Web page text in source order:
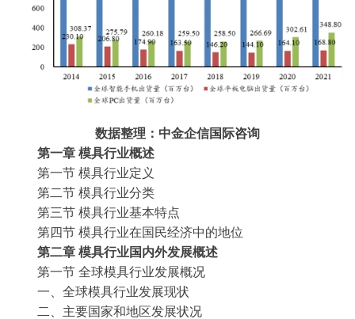
数据整理：中金企信国际咨询
第一章 模具行业概述
第一节 模具行业定义
第二节 模具行业分类
第三节 模具行业基本特点
第四节 模具行业在国民经济中的地位
第二章 模具行业国内外发展概述
第一节 全球模具行业发展概况
一、全球模具行业发展现状
二、主要国家和地区发展状况